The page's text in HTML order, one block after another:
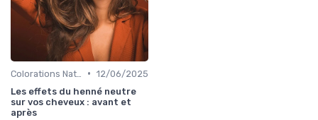
• 12/06/2025
Les effets du henné neutre
sur vos cheveux : avant et
après